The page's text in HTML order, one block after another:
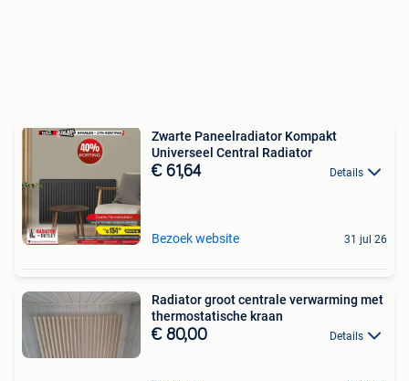
Zwarte Paneelradiator Kompakt
Universeel Central Radiator
€ 61,64 Details
Bezoek website 31 jul 26
Radiator groot centrale verwarming met
thermostatische kraan
€ 80,00 Details